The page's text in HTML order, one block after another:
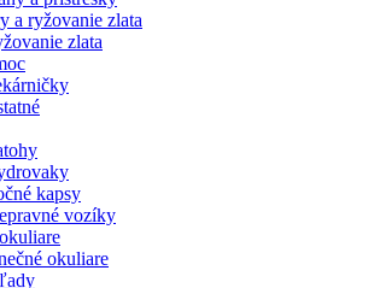
a ryžovanie zlata
zlata
kapsy
vozíky
okuliare